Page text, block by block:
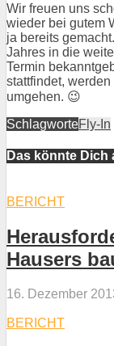
Wir freuen uns
wieder bei gutem
ja bereits
Jahres in die
Termin
stattfindet,
umgehen. 😉
SchlagworteFly-In
Das könnte Dich
BERICHT
Hausers
16. Dezember
BERICHT